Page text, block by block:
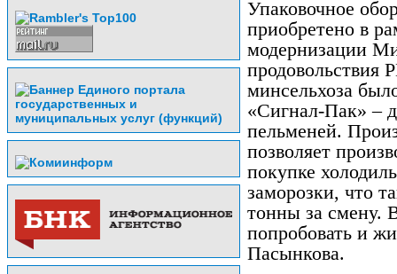
Упаковочное
приобретено в
модернизации
продовольствия
минсельхоза
«Сигнал-Пак» –
пельменей.
позволяет
покупке
заморозки, что
тонны за смену.
попробовать и
Пасынкова.